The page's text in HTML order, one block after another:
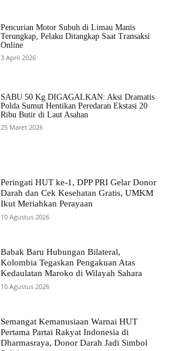
Pencurian Motor Subuh di Limau Manis
Terungkap, Pelaku Ditangkap Saat Transaksi
Online
3 April 2026
SABU 50 Kg DIGAGALKAN: Aksi Dramatis
Polda Sumut Hentikan Peredaran Ekstasi 20
Ribu Butir di Laut Asahan
25 Maret 2026
Peringati HUT ke-1, DPP PRI Gelar Donor
Darah dan Cek Kesehatan Gratis, UMKM
Ikut Meriahkan Perayaan
10 Agustus 2026
Babak Baru Hubungan Bilateral,
Kolombia Tegaskan Pengakuan Atas
Kedaulatan Maroko di Wilayah Sahara
10 Agustus 2026
Semangat Kemanusiaan Warnai HUT
Pertama Partai Rakyat Indonesia di
Dharmasraya, Donor Darah Jadi Simbol